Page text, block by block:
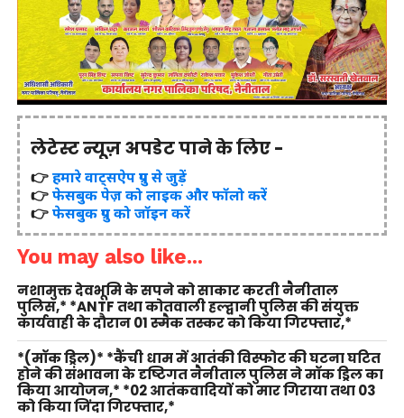
लेटेस्ट न्यूज़ अपडेट पाने के लिए -
👉हमारे वाट्सऐप ग्रुप से जुड़ें
👉फेसबुक पेज़ को लाइक और फॉलो करें
👉फेसबुक ग्रुप को जॉइन करें
You may also like...
नशामुक्त देवभूमि के सपने को साकार करती नैनीताल
पुलिस,* *ANTF तथा कोतवाली हल्द्वानी पुलिस की संयुक्त
कार्यवाही के दौरान 01 स्मैक तस्कर को किया गिरफ्तार,*
*(मॉक ड्रिल)* *कैंची धाम में आतंकी विस्फोट की घटना घटित
होने की संभावना के दृष्टिगत नैनीताल पुलिस ने मॉक ड्रिल का
किया आयोजन,* *02 आतंकवादियों को मार गिराया तथा 03
को किया जिंदा गिरफ्तार,*